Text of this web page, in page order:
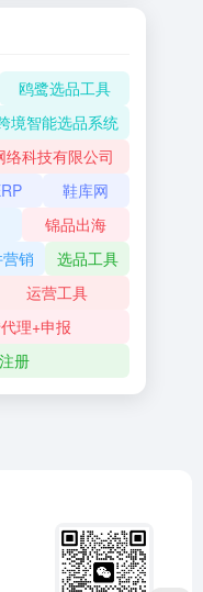
鸥鹭选品工具
境智能选品系统
络科技有限公司
鞋库网
锦品出海
销
选品工具
运营工具
理+申报
册